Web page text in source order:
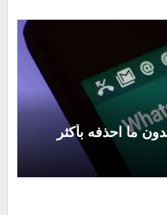
ما احذفه بأكثر